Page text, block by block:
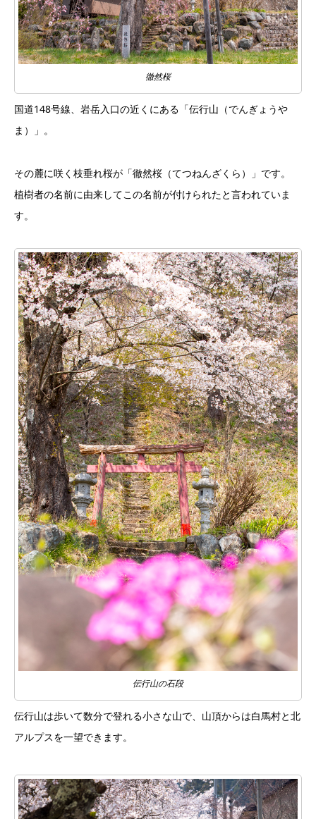
徹然桜
国道148号線、岩岳入口の近くにある「伝行山（でんぎょうや
ま）」。
その麓に咲く枝垂れ桜が「徹然桜（てつねんざくら）」です。
植樹者の名前に由来してこの名前が付けられたと言われていま
す。
伝行山の石段
伝行山は歩いて数分で登れる小さな山で、山頂からは白馬村と北
アルプスを一望できます。